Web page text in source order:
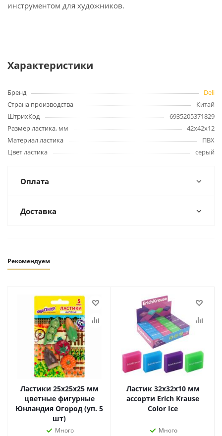
инструментом для художников.
Характеристики
Бренд
Deli
Страна производства
Китай
ШтрихКод
6935205371829
Размер ластика, мм
42х42х12
Материал ластика
ПВХ
Цвет ластика
серый
Оплата
Доставка
Рекомендуем
Ластики 25х25х25 мм
цветные фигурные
Юнландия Огород (уп. 5
шт)
Много
Ластик 32х32х10 мм
ассорти Erich Krause
Color Ice
Много